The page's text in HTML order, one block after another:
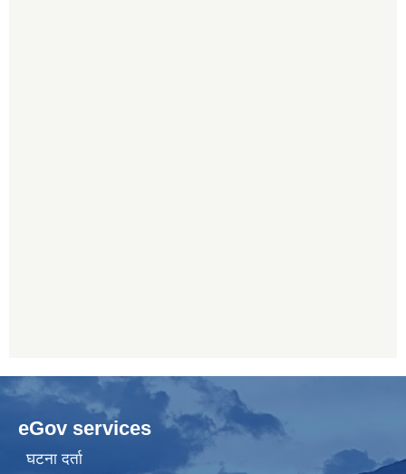
eGov services
घटना दर्ता